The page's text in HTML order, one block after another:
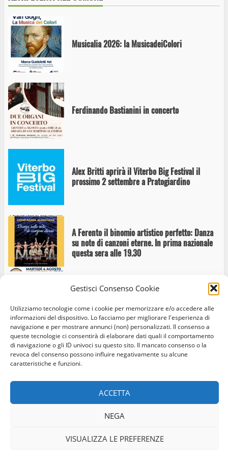
Gestisci Consenso Cookie
Utilizziamo tecnologie come i cookie per memorizzare e/o accedere alle
informazioni del dispositivo. Lo facciamo per migliorare l'esperienza di
navigazione e per mostrare annunci (non) personalizzati. Il consenso a
queste tecnologie ci consentirà di elaborare dati quali il comportamento
di navigazione o gli ID univoci su questo sito. Il mancato consenso o la
revoca del consenso possono influire negativamente su alcune
caratteristiche e funzioni.
ACCETTA
NEGA
VISUALIZZA LE PREFERENZE
Musicalia 2026: la MusicadeiColori
Ferdinando Bastianini in concerto
Alex Britti aprirà il Viterbo Big Festival il
prossimo 2 settembre a Pratogiardino
A Ferento il binomio artistico perfetto: Danza
su note di canzoni eterne. In prima nazionale
questa sera alle 19.30
Ferento Teatro Festival: Lettera ad Eduardo
Pink Floyd Legend
nazionale il 31 luglio l’omaggio a Fabrizio De
Facebook
Instagram
Twitter
© Occhio Viterbese - Codice 90148040562 - N° iscrizione
ROC:39156 - Tutti i diritti riservati